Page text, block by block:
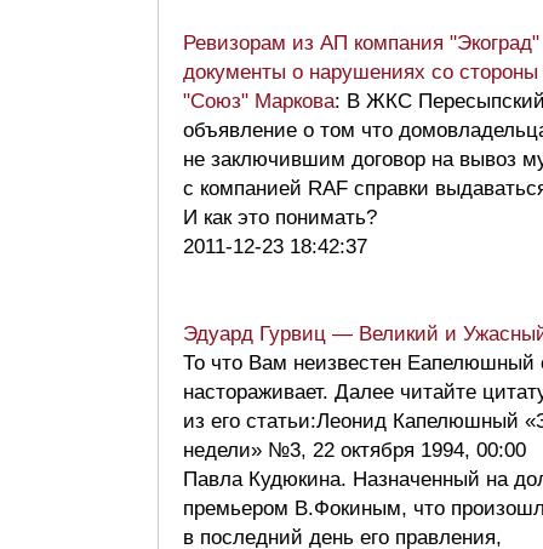
Ревизорам из АП компания
документы о нарушениях со
"Союз" Маркова: В ЖКС
объявление о том что
не заключившим договор на вывоз
с компанией RAF справки
И как это понимать?
2011-12-23 18:42:37
Эдуард Гурвиц — Великий и
То что Вам неизвестен Еапелюшный
настораживает. Далее читайте
из его статьи:Леонид Капелюшный
недели» №3, 22 октября 1994, 00:00
Павла Кудюкина. Назначенный на
премьером В.Фокиным, что
в последний день его правления,